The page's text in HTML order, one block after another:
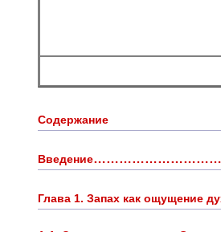
Содержание
Введение
Глава 1. Запах как ощущение